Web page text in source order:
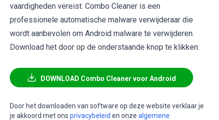
vaardigheden vereist. Combo Cleaner is een
professionele automatische malware verwijderaar die
wordt aanbevolen om Android malware te verwijderen.
Download het door op de onderstaande knop te klikken:
DOWNLOAD Combo Cleaner voor Android
Door het downloaden van software op deze website verklaar je
je akkoord met ons privacybeleid en onze algemene